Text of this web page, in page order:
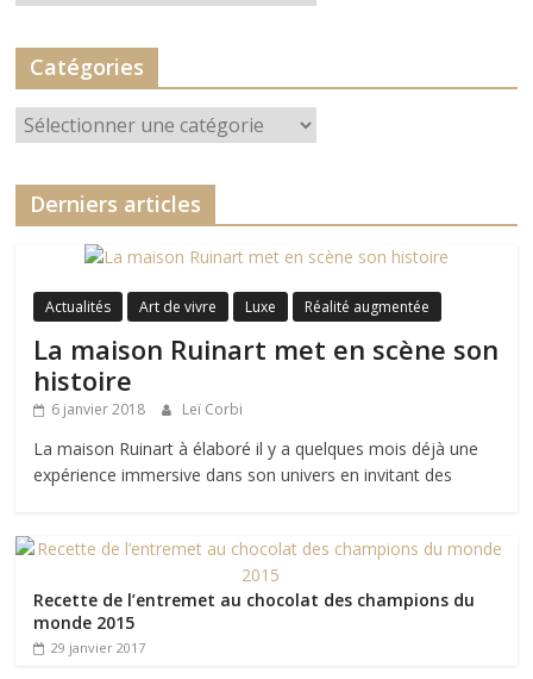
Catégories
Catégories
Derniers articles
Actualités Art de vivre Luxe Réalité augmentée
La maison Ruinart met en scène son
histoire
6 janvier 2018 Leï Corbi
La maison Ruinart à élaboré il y a quelques mois déjà une
expérience immersive dans son univers en invitant des
Recette de l’entremet au chocolat des champions du
monde 2015
29 janvier 2017